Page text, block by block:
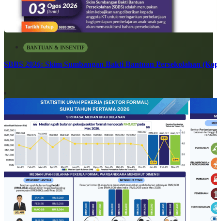
BANTUAN & INSENTIF
SBBS 2026: Skim Sumbangan Bakti Bantuan Persekolahan